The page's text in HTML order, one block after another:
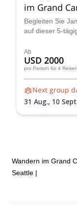
im Grand
Begleiten Sie
auf dieser 5-
Hand erleben.
Ab
USD 2000
pro Person für 4
Next group
31 Aug., 10
Wandern im Grand
Seattle |